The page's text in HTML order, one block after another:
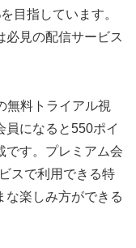
目指しています。
必見の配信サービス
無料トライアル視
員になると550ポイ
です。プレミアム会
スで利用できる特
な楽しみ方ができる